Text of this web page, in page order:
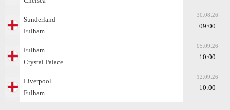
Sunderland
Fulham
30.08.26
09:00
Fulham
Crystal Palace
05.09.26
10:00
Liverpool
Fulham
12.09.26
10:00